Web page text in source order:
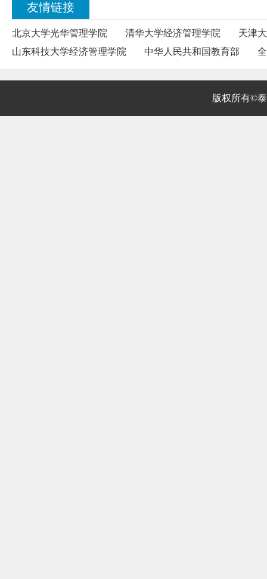
友情链接
北京大学光华管理学院 清华大学经济管理学院
天津
山东科技大学经济管理学院
中华人民共和国教育部
版权所有©